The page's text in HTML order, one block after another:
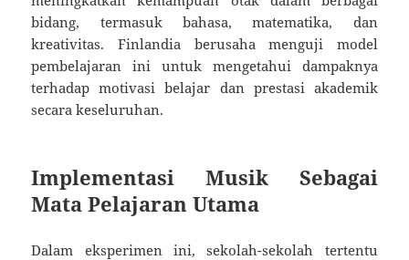
bidang, termasuk bahasa, matematika, dan
kreativitas. Finlandia berusaha menguji model
pembelajaran ini untuk mengetahui dampaknya
terhadap motivasi belajar dan prestasi akademik
secara keseluruhan.
Implementasi Musik Sebagai
Mata Pelajaran Utama
Dalam eksperimen ini, sekolah-sekolah tertentu